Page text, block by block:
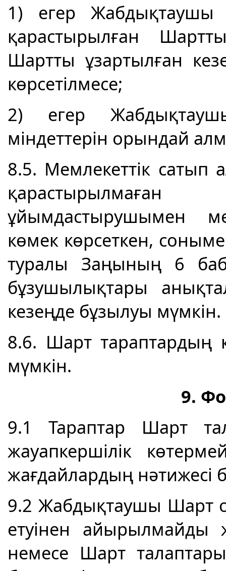
1) егер Жабдықтаушы
қарастырылған
Шартты ұзартылған
көрсетілмесе;
2) егер
міндеттерін орындай
8.5. Мемлекеттік сатып
ұйымдастырушымен
көмек көрсеткен,
туралы Заңының 6
бұзушылықтары
кезеңде бұзылуы мүмкін.
8.6. Шарт тараптардың
мүмкін.
9.
9.1 Тараптар Шарт
жауапкершілік
жағдайлардың нәтижесі
9.2 Жабдықтаушы Шарт
етуінен
немесе Шарт